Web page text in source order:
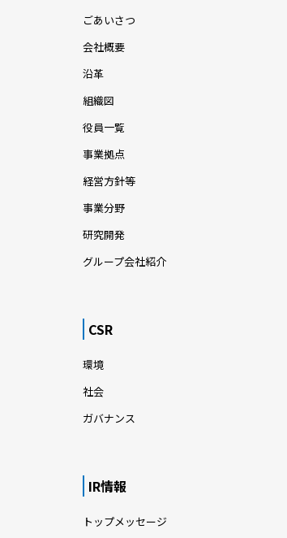
ごあいさつ
会社概要
沿革
組織図
役員一覧
事業拠点
経営方針等
事業分野
研究開発
グループ会社紹介
CSR
環境
社会
ガバナンス
IR情報
トップメッセージ